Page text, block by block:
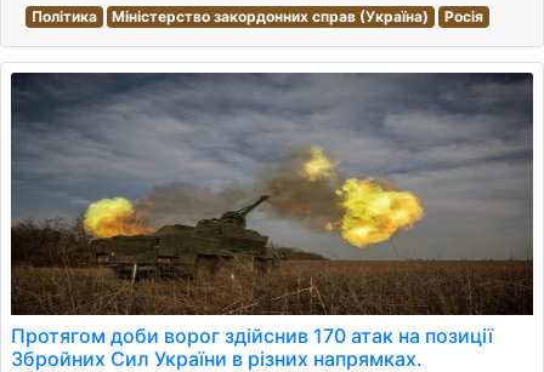
Політика Міністерство закордонних справ (Україна) Росія
Протягом доби ворог здійснив 170 атак на позиції
Збройних Сил України в різних напрямках.